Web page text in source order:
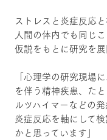
ストレスと炎症反応
人間の体内でも同じ
仮説をもとに研究を
「心理学の研究現場
を伴う精神疾患、た
ルツハイマーなどの
炎症反応を軸にして
かと思っています」